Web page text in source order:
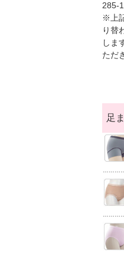
285-
※上
り替
しま
ただ
足